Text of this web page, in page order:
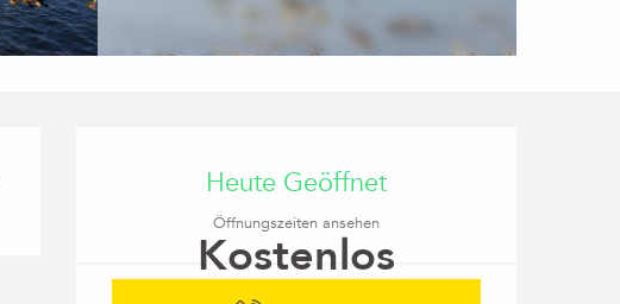
Öffnungszeiten &
Heute Geöffnet
Öffnungszeiten ansehen
Kostenlos